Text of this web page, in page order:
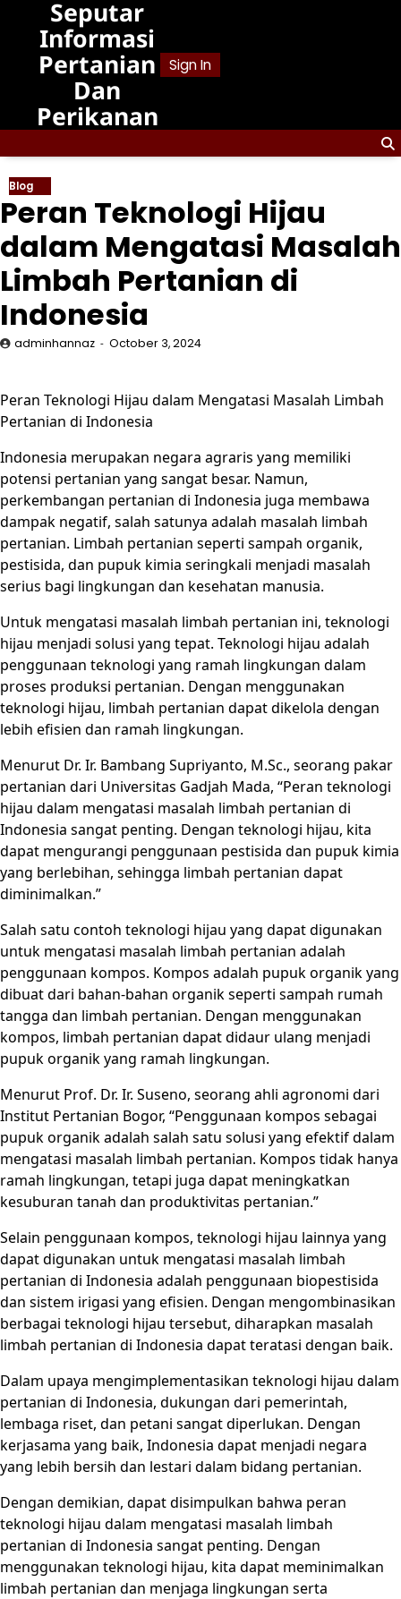
content
Seputar
Informasi
Pertanian
Dan
Perikanan
Sign In
Blog
Peran Teknologi Hijau
dalam Mengatasi Masalah
Limbah Pertanian di
Indonesia
adminhannaz October 3, 2024
Peran Teknologi Hijau dalam Mengatasi Masalah Limbah
Pertanian di Indonesia
Indonesia merupakan negara agraris yang memiliki
potensi pertanian yang sangat besar. Namun,
perkembangan pertanian di Indonesia juga membawa
dampak negatif, salah satunya adalah masalah limbah
pertanian. Limbah pertanian seperti sampah organik,
pestisida, dan pupuk kimia seringkali menjadi masalah
serius bagi lingkungan dan kesehatan manusia.
Untuk mengatasi masalah limbah pertanian ini, teknologi
hijau menjadi solusi yang tepat. Teknologi hijau adalah
penggunaan teknologi yang ramah lingkungan dalam
proses produksi pertanian. Dengan menggunakan
teknologi hijau, limbah pertanian dapat dikelola dengan
lebih efisien dan ramah lingkungan.
Menurut Dr. Ir. Bambang Supriyanto, M.Sc., seorang pakar
pertanian dari Universitas Gadjah Mada, “Peran teknologi
hijau dalam mengatasi masalah limbah pertanian di
Indonesia sangat penting. Dengan teknologi hijau, kita
dapat mengurangi penggunaan pestisida dan pupuk kimia
yang berlebihan, sehingga limbah pertanian dapat
diminimalkan.”
Salah satu contoh teknologi hijau yang dapat digunakan
untuk mengatasi masalah limbah pertanian adalah
penggunaan kompos. Kompos adalah pupuk organik yang
dibuat dari bahan-bahan organik seperti sampah rumah
tangga dan limbah pertanian. Dengan menggunakan
kompos, limbah pertanian dapat didaur ulang menjadi
pupuk organik yang ramah lingkungan.
Menurut Prof. Dr. Ir. Suseno, seorang ahli agronomi dari
Institut Pertanian Bogor, “Penggunaan kompos sebagai
pupuk organik adalah salah satu solusi yang efektif dalam
mengatasi masalah limbah pertanian. Kompos tidak hanya
ramah lingkungan, tetapi juga dapat meningkatkan
kesuburan tanah dan produktivitas pertanian.”
Selain penggunaan kompos, teknologi hijau lainnya yang
dapat digunakan untuk mengatasi masalah limbah
pertanian di Indonesia adalah penggunaan biopestisida
dan sistem irigasi yang efisien. Dengan mengombinasikan
berbagai teknologi hijau tersebut, diharapkan masalah
limbah pertanian di Indonesia dapat teratasi dengan baik.
Dalam upaya mengimplementasikan teknologi hijau dalam
pertanian di Indonesia, dukungan dari pemerintah,
lembaga riset, dan petani sangat diperlukan. Dengan
kerjasama yang baik, Indonesia dapat menjadi negara
yang lebih bersih dan lestari dalam bidang pertanian.
Dengan demikian, dapat disimpulkan bahwa peran
teknologi hijau dalam mengatasi masalah limbah
pertanian di Indonesia sangat penting. Dengan
menggunakan teknologi hijau, kita dapat meminimalkan
limbah pertanian dan menjaga lingkungan serta